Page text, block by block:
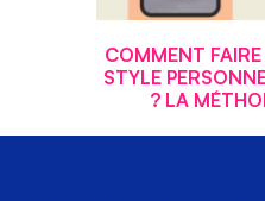
COMMENT
STYLE
? LA